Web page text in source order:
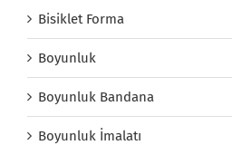
Bisiklet Forma
Boyunluk
Boyunluk Bandana
Boyunluk İmalatı